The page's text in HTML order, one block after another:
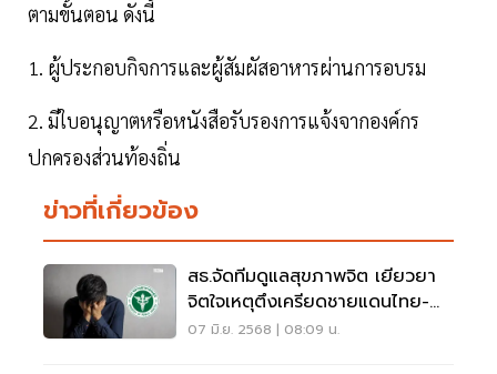
ตามขั้นตอน ดังนี้
1. ผู้ประกอบกิจการและผู้สัมผัสอาหารผ่านการอบรม
2. มีใบอนุญาตหรือหนังสือรับรองการแจ้งจากองค์กร
ปกครองส่วนท้องถิ่น
ข่าวที่เกี่ยวข้อง
สธ.จัดทีมดูแลสุขภาพจิต เยียวยา
จิตใจเหตุตึงเครียดชายแดนไทย-
กัมพูชา
07 มิ.ย. 2568 | 08:09 น.